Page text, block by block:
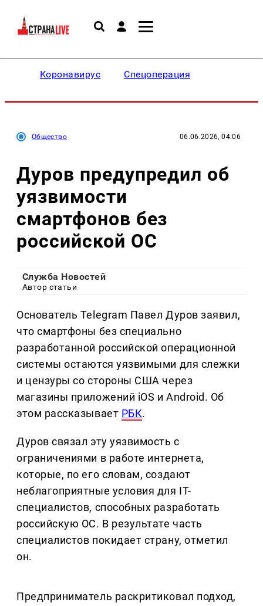
Коронавирус Спецоперация
Общество 06.06.2026, 04:06
Дуров предупредил об
уязвимости
смартфонов без
российской ОС
Служба Новостей
Автор статьи
Основатель Telegram Павел Дуров заявил,
что смартфоны без специально
разработанной российской операционной
системы остаются уязвимыми для слежки
и цензуры со стороны США через
магазины приложений iOS и Android. Об
этом рассказывает РБК.
Дуров связал эту уязвимость с
ограничениями в работе интернета,
которые, по его словам, создают
неблагоприятные условия для IT-
специалистов, способных разработать
российскую ОС. В результате часть
специалистов покидает страну, отметил
он.
Предприниматель раскритиковал подход,